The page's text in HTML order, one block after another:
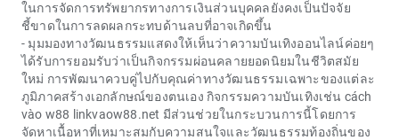
ในการจัดการทรัพยากรทางการเงินส่วนบุคคลยังคงเป็นปัจจัย
ชี้ขาดในการลดผลกระทบด้านลบที่อาจเกิดขึ้น
- มุมมองทางวัฒนธรรมแสดงให้เห็นว่าความบันเทิงออนไลน์ค่อยๆ
ได้รับการยอมรับว่าเป็นกิจกรรมผ่อนคลายยอดนิยมในชีวิตสมัย
ใหม่ การพัฒนาควบคู่ไปกับคุณค่าทางวัฒนธรรมเฉพาะของแต่ละ
ภูมิภาคสร้างเอกลักษณ์ของตนเอง กิจกรรมความบันเทิงเช่น cách
vào w88 linkvaow88.net มีส่วนช่วยในกระบวนการนี้โดยการ
จัดหาเนื้อหาที่เหมาะสมกับความสนใจและวัฒนธรรมท้องถิ่นของ